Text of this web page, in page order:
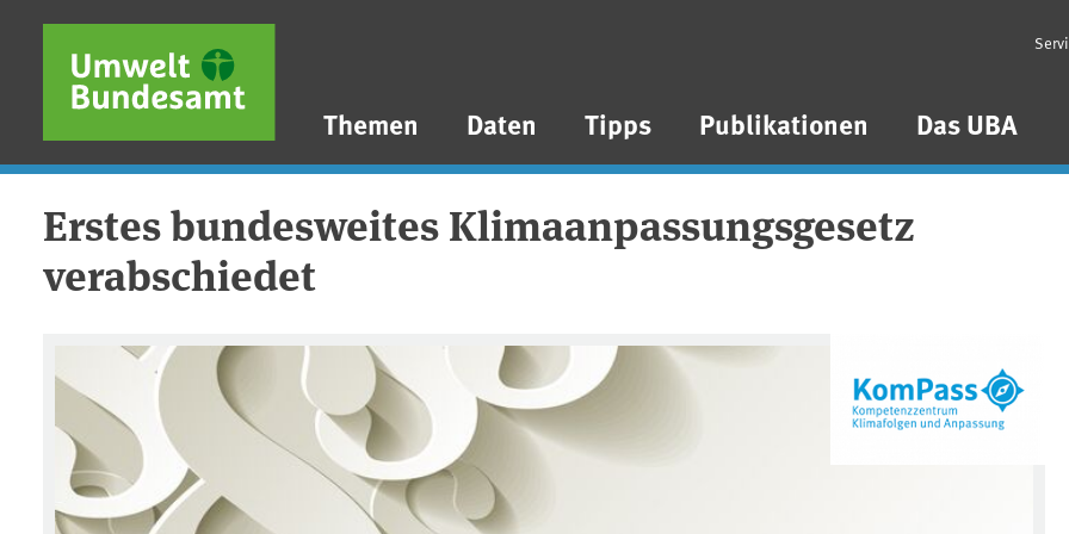
Direkt zum Inhalt
Direkt zum Hauptmenü
Direkt zur Fußzeile
Themen Daten Tipps Publikationen Das UBA
Erstes bundesweites Klimaanpassungsgesetz
verabschiedet